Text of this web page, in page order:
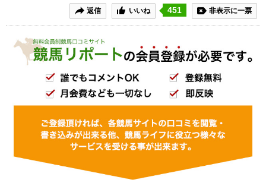
返信 いいね 451 非表示に一票